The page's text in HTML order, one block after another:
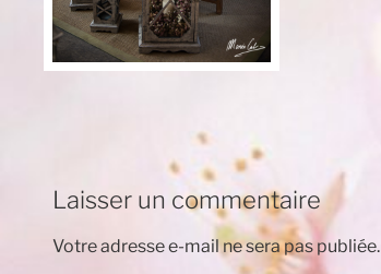
Laisser un commentaire
Votre adresse e-mail ne sera pas publiée.